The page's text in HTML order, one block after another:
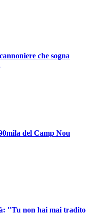
che sogna
del Camp Nou
"Tu non hai mai tradito